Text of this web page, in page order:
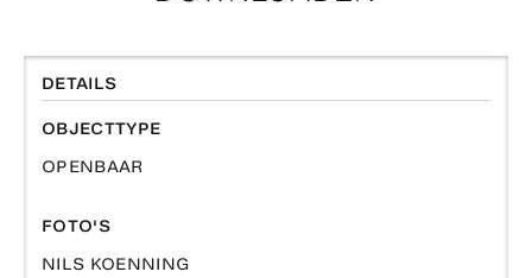
DETAILS
OBJECTTYPE
OPENBAAR
FOTO'S
NILS KOENNING